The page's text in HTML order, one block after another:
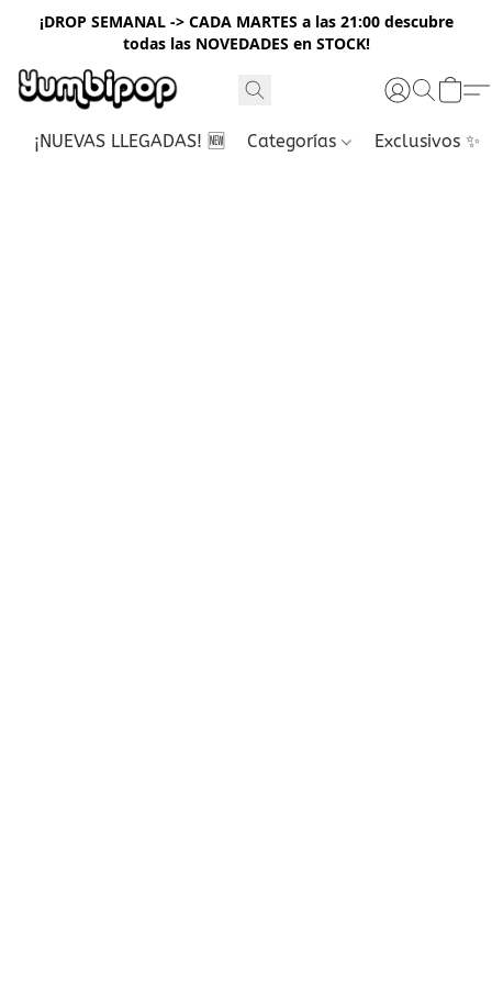
¡DROP SEMANAL -> CADA MARTES a las 21:00 descubre
todas las NOVEDADES en STOCK!
¡NUEVAS LLEGADAS! 🆕 Categorías Exclusivos ✨